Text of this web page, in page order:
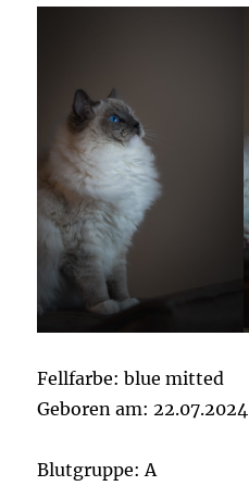
Fellfarbe: blue mitted
Geboren am: 22.07.2024
Blutgruppe: A